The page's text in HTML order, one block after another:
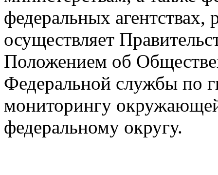
федеральных агентствах,
осуществляет
Положением об
Федеральной службы по
мониторингу
федеральному округу.